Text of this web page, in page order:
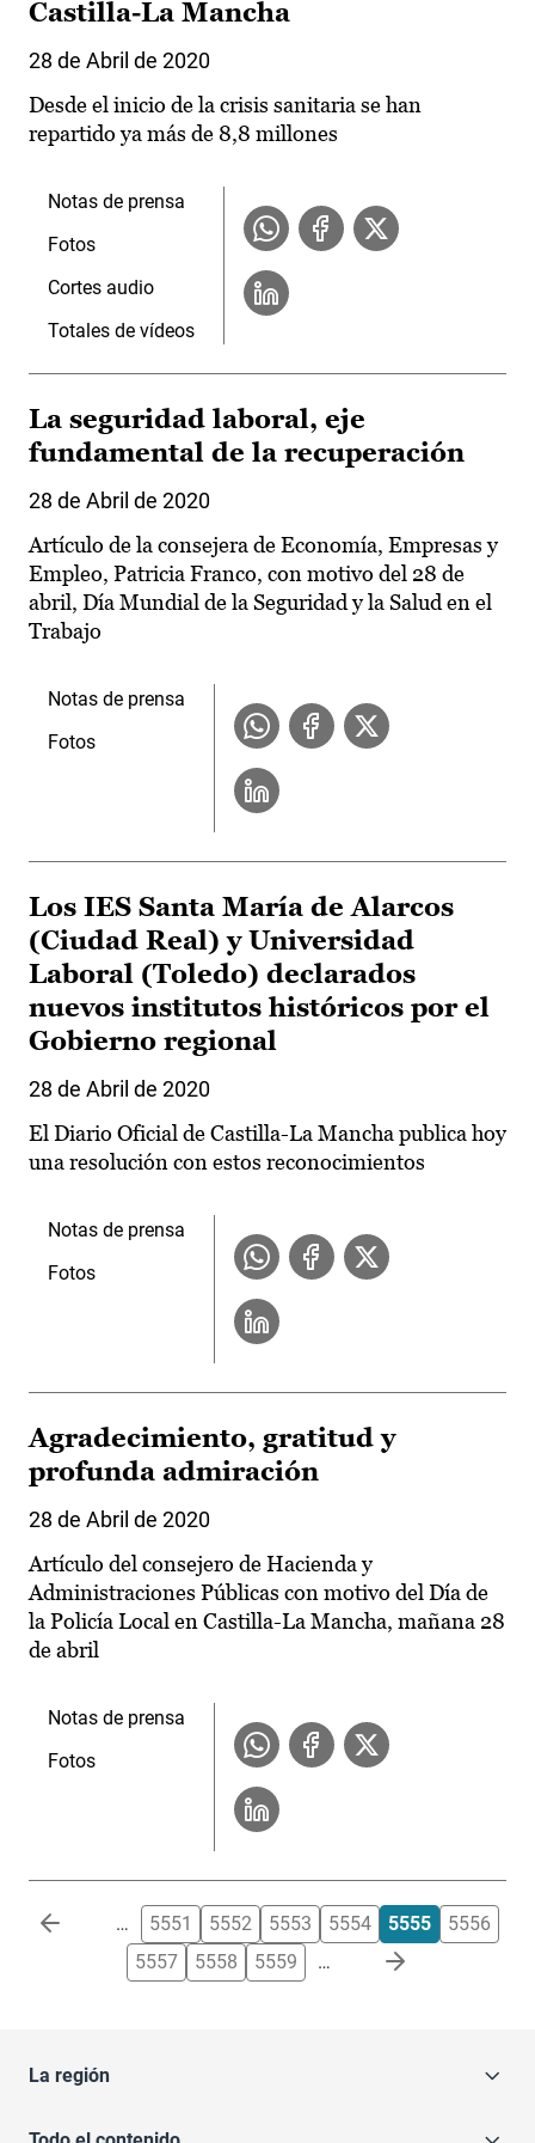
Castilla-La Mancha
28 de Abril de 2020
Desde el inicio de la crisis sanitaria se han
repartido ya más de 8,8 millones
Notas de prensa
Fotos
Cortes audio
Totales de vídeos
La seguridad laboral, eje
fundamental de la recuperación
28 de Abril de 2020
Artículo de la consejera de Economía, Empresas y
Empleo, Patricia Franco, con motivo del 28 de
abril, Día Mundial de la Seguridad y la Salud en el
Trabajo
Notas de prensa
Fotos
Los IES Santa María de Alarcos
(Ciudad Real) y Universidad
Laboral (Toledo) declarados
nuevos institutos históricos por el
Gobierno regional
28 de Abril de 2020
El Diario Oficial de Castilla-La Mancha publica hoy
una resolución con estos reconocimientos
Notas de prensa
Fotos
Agradecimiento, gratitud y
profunda admiración
28 de Abril de 2020
Artículo del consejero de Hacienda y
Administraciones Públicas con motivo del Día de
la Policía Local en Castilla-La Mancha, mañana 28
de abril
Notas de prensa
Fotos
Paginación … 5551 5552 5553 5554 5555
5556
5557
5558 5559 …
La región